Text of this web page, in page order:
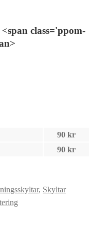
class='ppom-
90 kr
90 kr
, Skyltar